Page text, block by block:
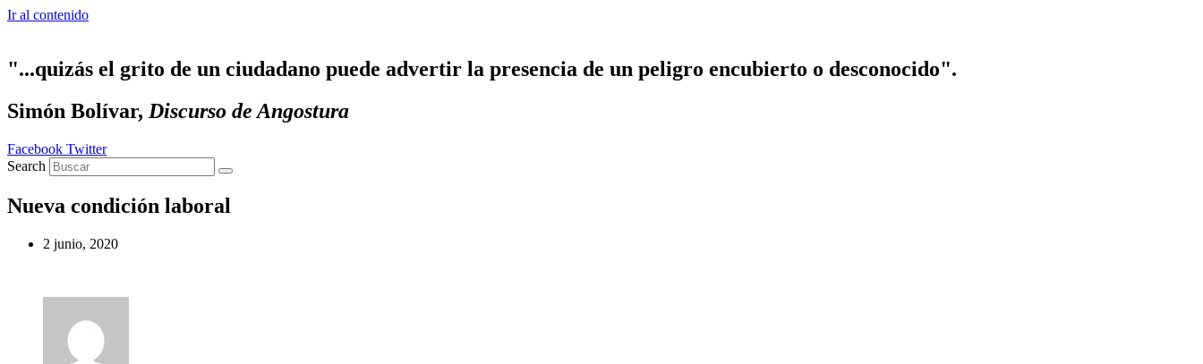
Ir al contenido
"...quizás el grito de un ciudadano puede advertir la presencia de un peligro encubierto o desconocido".
Simón Bolívar, Discurso de Angostura
Facebook Twitter
Search
Nueva condición laboral
2 junio, 2020